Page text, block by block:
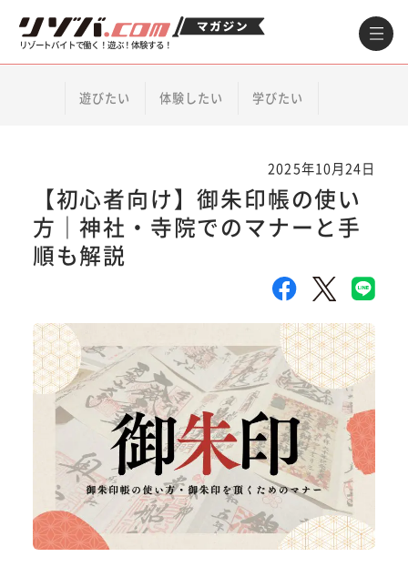
リゾートバイトで働く！遊ぶ！体験する！
遊びたい 体験したい 学びたい
2025年10月24日
【初心者向け】御朱印帳の使い
方｜神社・寺院でのマナーと手
順も解説